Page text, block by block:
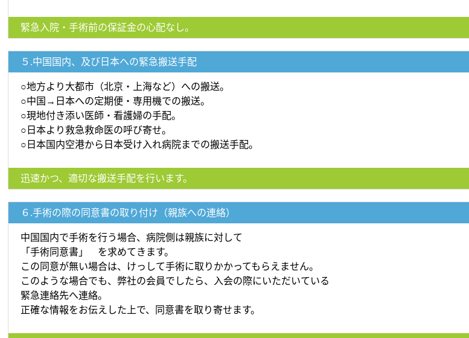
緊急入院・手術前の保証金の心配なし。
５.中国国内、及び日本への緊急搬送手配
○地方より大都市（北京・上海など）への搬送。
○中国→日本への定期便・専用機での搬送。
○現地付き添い医師・看護婦の手配。
○日本より救急救命医の呼び寄せ。
○日本国内空港から日本受け入れ病院までの搬送手配。
迅速かつ、適切な搬送手配を行います。
６.手術の際の同意書の取り付け（親族への連絡）
中国国内で手術を行う場合、病院側は親族に対して
「手術同意書」 を求めてきます。
この同意が無い場合は、けっして手術に取りかかってもらえません。
このような場合でも、弊社の会員でしたら、入会の際にいただいている
緊急連絡先へ連絡。
正確な情報をお伝えした上で、同意書を取り寄せます。